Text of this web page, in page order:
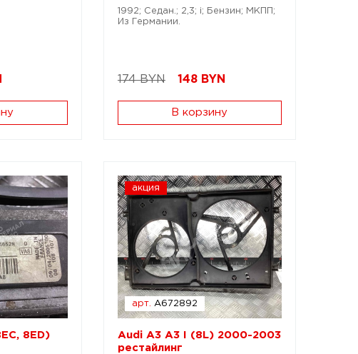
1992; Седан.; 2,3; i; Бензин; МКПП;
Из Германии.
174 BYN 148 BYN
В корзину
8ED)
акция
арт. A672892
Audi A3 A3 I (8L) 2000-2003
рестайлинг